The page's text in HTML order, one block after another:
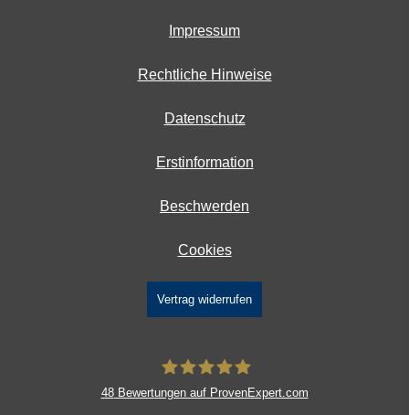
Impressum
Rechtliche Hinweise
Datenschutz
Erstinformation
Beschwerden
Cookies
Vertrag widerrufen
48Bewertungen auf ProvenExpert.com